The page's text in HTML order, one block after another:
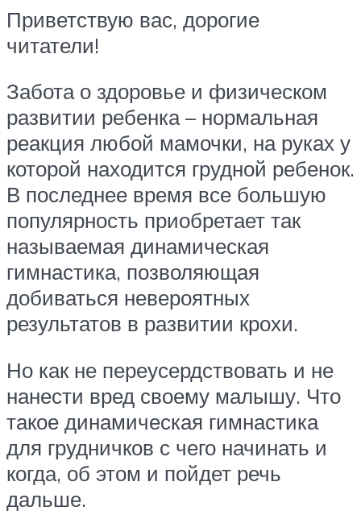
Приветствую вас, дорогие
читатели!
Забота о здоровье и физическом
развитии ребенка – нормальная
реакция любой мамочки, на руках у
которой находится грудной ребенок.
В последнее время все большую
популярность приобретает так
называемая динамическая
гимнастика, позволяющая
добиваться невероятных
результатов в развитии крохи.
Но как не переусердствовать и не
нанести вред своему малышу. Что
такое динамическая гимнастика
для грудничков с чего начинать и
когда, об этом и пойдет речь
дальше.